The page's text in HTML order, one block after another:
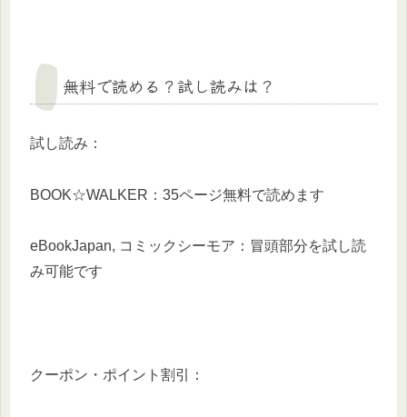
無料で読める？試し読みは？
試し読み：
BOOK☆WALKER：35ページ無料で読めます
eBookJapan, コミックシーモア：冒頭部分を試し読
み可能です
クーポン・ポイント割引：